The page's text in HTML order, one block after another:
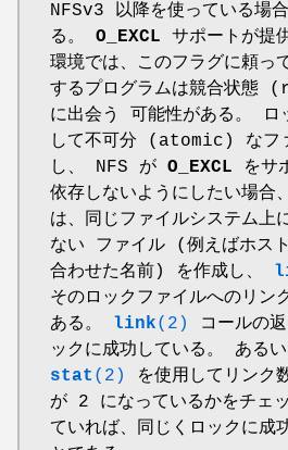
NFSv3 以降を使っている場
る。 O_EXCL サポートが提
環境では、このフラグに頼っ
するプログラムは競合状
に出会う 可能性がある。 ロ
して不可分 (atomic) なフ
し、 NFS が O_EXCL をサ
依存しないようにしたい場合
は、同じファイルシステム上
ない ファイル (例えばホス
合わせた名前) を作成し、
そのロックファイルへのリン
ある。 link(2)
コールの
ックに成功している。 ある
stat (2)
を使用してリ
が 2 になっているかをチェ
ていれば、同じくロックに成